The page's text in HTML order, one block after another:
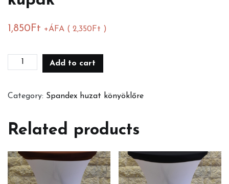
1,850 Ft +ÁFA ( 2,350 Ft )
Fehér
quantity
Add to cart
Category: Spandex huzat könyöklőre
Related products